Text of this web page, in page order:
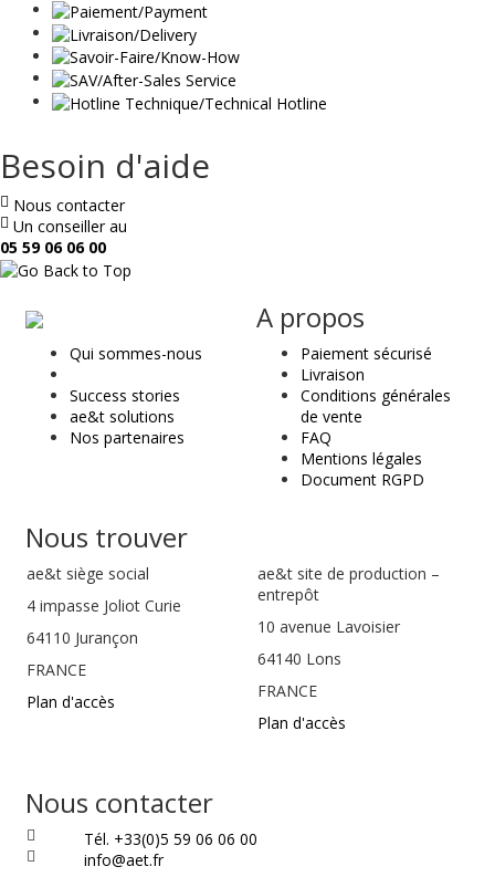
Besoin d'aide
Nous contacter
Un conseiller au
05 59 06 06 00
ae
&
t
Qui sommes-nous
Success stories
ae&t solutions
Nos partenaires
A propos
Paiement sécurisé
Livraison
Conditions générales
de vente
FAQ
Mentions légales
Document RGPD
Nous trouver
ae&t siège social
4 impasse Joliot Curie
64110 Jurançon
FRANCE
Plan d'accès
ae&t site de production –
entrepôt
10 avenue Lavoisier
64140 Lons
FRANCE
Plan d'accès
Nous contacter
Tél. +33(0)5 59 06 06 00
info@aet.fr